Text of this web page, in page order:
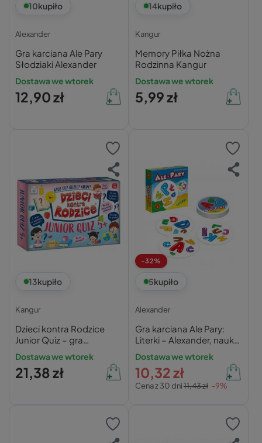
10kupiło
Alexander
Gra karciana Ale Pary
Słodziaki Alexander
Dostawa we wtorek
12,90 zł
14kupiło
Kangur
Memory Piłka Nożna
Rodzinna Kangur
Dostawa we wtorek
5,99 zł
13kupiło
Kangur
Dzieci kontra Rodzice
Junior Quiz – gra
edukacyjna
Dostawa we wtorek
21,38 zł
-32%
5kupiło
Alexander
Gra karciana Ale Pary:
Literki – Alexander, nauka
liter dla dzieci 3+
Dostawa we wtorek
Cena z 30 dni11,43 zł -9%
10,32 zł